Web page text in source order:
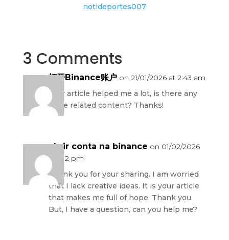
notideportes007
3 Comments
打开Binance账户 on 21/01/2026 at 2:43 am
Your article helped me a lot, is there any
more related content? Thanks!
abrir conta na binance on 01/02/2026
at 5:12 pm
Thank you for your sharing. I am worried
that I lack creative ideas. It is your article
that makes me full of hope. Thank you.
But, I have a question, can you help me?